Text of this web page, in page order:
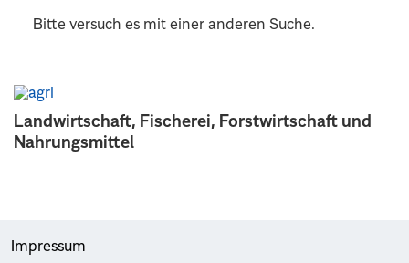
Landwirtschaft, Fischerei, Forstwirtschaft und
Nahrungsmittel
Bitte versuch es mit einer anderen Suche.
Impressum